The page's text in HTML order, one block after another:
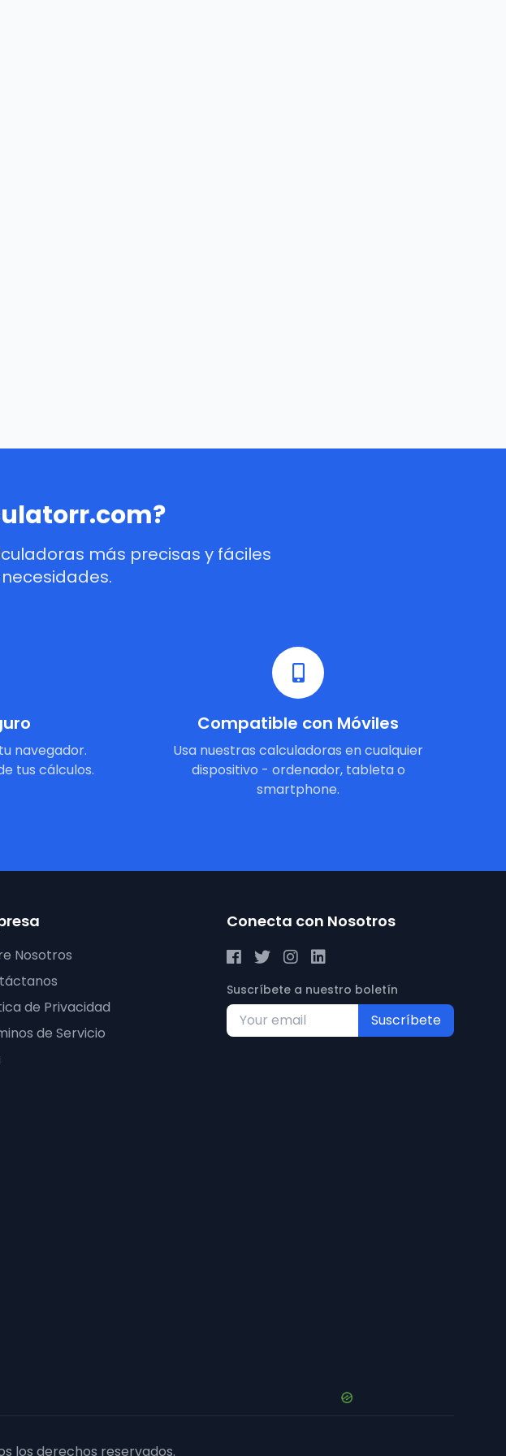
más precisas y fáciles
navegador.
tus cálculos.
Compatible con Móviles
Usa nuestras calculadoras en cualquier
dispositivo - ordenador, tableta o
smartphone.
Nosotros
de Privacidad
de Servicio
Conecta con Nosotros
Suscríbete a nuestro boletín
Suscríbete
los derechos reservados.